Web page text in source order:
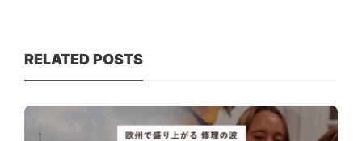
RELATED POSTS